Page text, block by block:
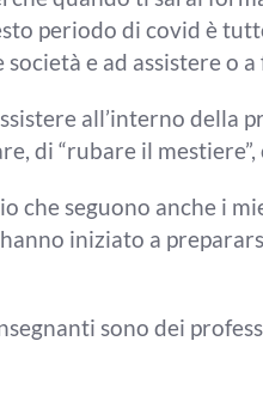
periodo di covid è
società e ad assistere o a
all’interno della
di “rubare il
che seguono anche i
iniziato a
sono dei